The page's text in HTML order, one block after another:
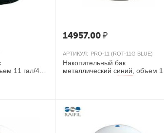
11 гал/41
14957.00₽
АРТИКУЛ: PRO-11 (ROT-11G BLUE)
Накопительный бак
металлический синий, объем 11